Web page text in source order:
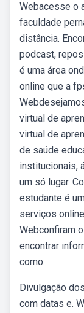
Webacesse o
faculdade
distância.
podcast,
é uma área
online que a
virtual de
virtual de
de saúde
institucionais,
um só lugar.
estudante é
serviços
Webconfiram
encontrar
como:
Divulgação
com datas e.